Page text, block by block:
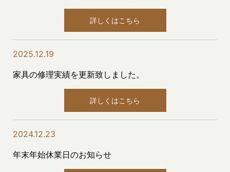
詳しくはこちら
2025.12.19
家具の修理実績を更新致しました。
詳しくはこちら
2024.12.23
年末年始休業日のお知らせ